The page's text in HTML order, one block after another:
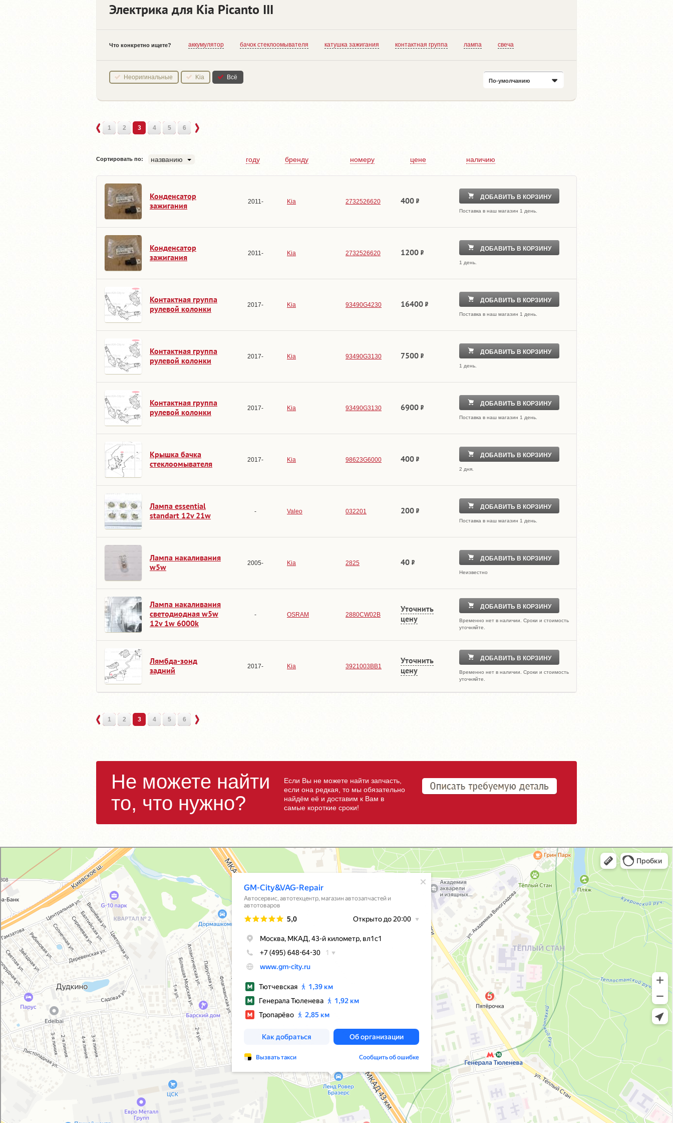
Электрика для Kia Picanto III
Что конкретно ищете? аккумулятор бачок стеклоомывателя катушка зажигания контактная группа лампа свеча
Неоригинальные Kia Всё По-умолчанию
1 2 3 4 5 6
Сортировать по: названию году бренду номеру цене наличию
Конденсатор
зажигания
2011- Kia 2732526620 400 ДОБАВИТЬ В КОРЗИНУ
Поставка в наш магазин 1 день.
Конденсатор
зажигания
2011- Kia 2732526620 1200 ДОБАВИТЬ В КОРЗИНУ
1 день.
Контактная группа
рулевой колонки
2017- Kia 93490G4230 16400 ДОБАВИТЬ В КОРЗИНУ
Поставка в наш магазин 1 день.
Контактная группа
рулевой колонки
2017- Kia 93490G3130 7500 ДОБАВИТЬ В КОРЗИНУ
1 день.
Контактная группа
рулевой колонки
2017- Kia 93490G3130 6900 ДОБАВИТЬ В КОРЗИНУ
Поставка в наш магазин 1 день.
Крышка бачка
стеклоомывателя
2017- Kia 98623G6000 400 ДОБАВИТЬ В КОРЗИНУ
2 дня.
Лампа essential
standart 12v 21w
- Valeo 032201 200 ДОБАВИТЬ В КОРЗИНУ
Поставка в наш магазин 1 день.
Лампа накаливания
w5w
2005- Kia 2825 40 ДОБАВИТЬ В КОРЗИНУ
Неизвестно
Лампа накаливания
светодиодная w5w
12v 1w 6000k
- OSRAM 2880CW02B
Уточнить
цену
ДОБАВИТЬ В КОРЗИНУ
Временно нет в наличии. Сроки и стоимость
уточняйте.
Лямбда-зонд
задний
2017- Kia 3921003BB1
Уточнить
цену
ДОБАВИТЬ В КОРЗИНУ
Временно нет в наличии. Сроки и стоимость
уточняйте.
1 2 3 4 5 6
Не можете найти
то, что нужно?
Если Вы не можете найти запчасть,
если она редкая, то мы обязательно
найдём её и доставим к Вам в
самые короткие сроки!
GM-City&VAG-Repair
Автосервис, автотехцентр в Москве
Магазин автозапчастей и автотоваров в Москве